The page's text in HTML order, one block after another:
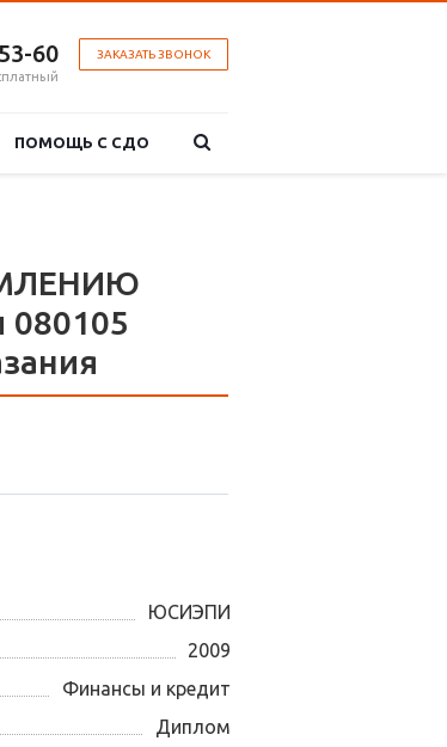
ЗАКАЗАТЬ ЗВОНОК
60
ПОМОЩЬ С СДО
ЮСИЭПИ
2009
Финансы и кредит
Диплом